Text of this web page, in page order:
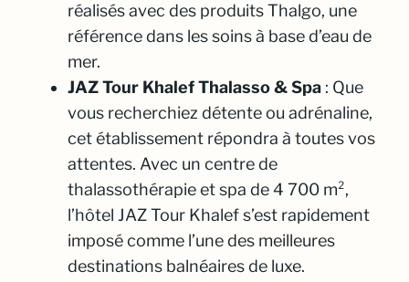
réalisés avec des produits Thalgo, une
référence dans les soins à base d’eau de
mer.
JAZ Tour Khalef Thalasso & Spa : Que
vous recherchiez détente ou adrénaline,
cet établissement répondra à toutes vos
attentes. Avec un centre de
thalassothérapie et spa de 4 700 m²,
l’hôtel JAZ Tour Khalef s’est rapidement
imposé comme l’une des meilleures
destinations balnéaires de luxe.